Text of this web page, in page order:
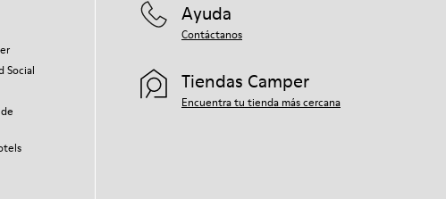
Social
Ayuda
Contáctanos
Tiendas Camper
Encuentra tu tienda más cercana